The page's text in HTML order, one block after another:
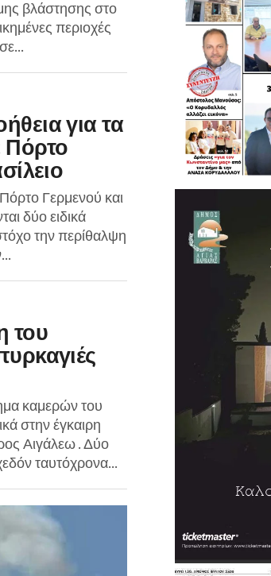
βλάστησης στο
περιοχές
για τα
Γερμενού και
δύο ειδικά
την περίθαλψη
του
καμερών του
στην έγκαιρη
Αιγάλεω . Δύο
ταυτόχρονα...